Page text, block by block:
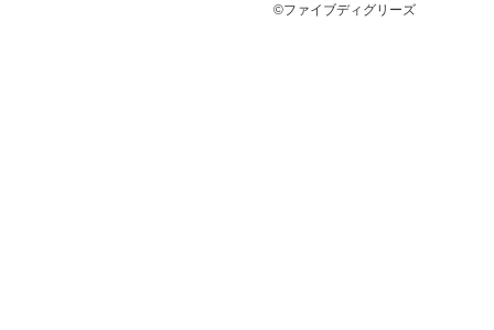
©ファイブディグリーズ